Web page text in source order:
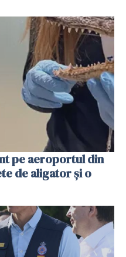
pe aeroportul din
de aligator și o